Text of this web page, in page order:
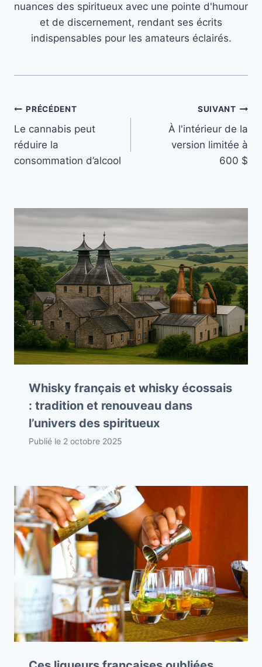
nuances des spiritueux avec une pointe d'humour
et de discernement, rendant ses écrits
indispensables pour les amateurs éclairés.
Navigation
de
l’article
PRÉCÉDENT
Le cannabis peut
réduire la
consommation d’alcool
SUIVANT
À l'intérieur de la
version limitée à
600 $
Whisky français et whisky écossais
: tradition et renouveau dans
l’univers des spiritueux
Publié le 2 octobre 2025